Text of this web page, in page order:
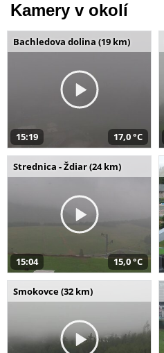
Kamery v okolí
Bachledova dolina (19 km)
15:19 17,0 °C
Strednica - Ždiar (24 km)
15:04 15,0 °C
Smokovce (32 km)